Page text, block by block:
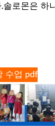
로몬은 하
수업 pdf